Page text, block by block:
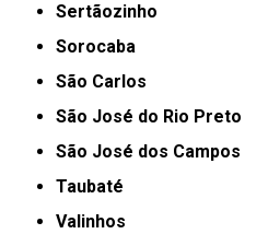
Sertãozinho
Sorocaba
São Carlos
São José do Rio Preto
São José dos Campos
Taubaté
Valinhos